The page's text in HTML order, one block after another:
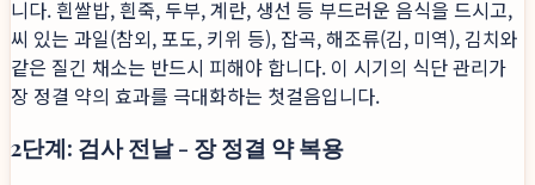
니다. 흰쌀밥, 흰죽, 두부, 계란, 생선 등 부드러운 음식을 드시고,
씨 있는 과일(참외, 포도, 키위 등), 잡곡, 해조류(김, 미역), 김치와
같은 질긴 채소는 반드시 피해야 합니다. 이 시기의 식단 관리가
장 정결 약의 효과를 극대화하는 첫걸음입니다.
2단계: 검사 전날 - 장 정결 약 복용